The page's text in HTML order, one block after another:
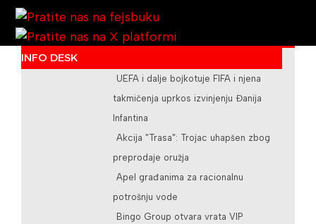
/teslicdanas@gmail.com
INFO DESK
UEFA i dalje bojkotuje FIFA i njena
takmičenja uprkos izvinjenju Đanija
Infantina
Akcija "Trasa": Trojac uhapšen zbog
preprodaje oružja
Apel građanima za racionalnu
potrošnju vode
Bingo Group otvara vrata VIP